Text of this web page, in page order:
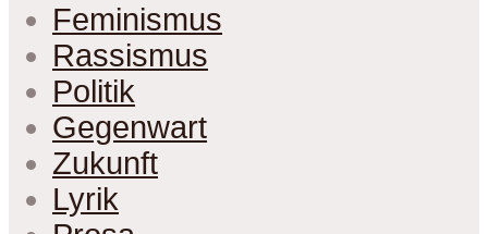
Feminismus
Rassismus
Politik
Gegenwart
Zukunft
Lyrik